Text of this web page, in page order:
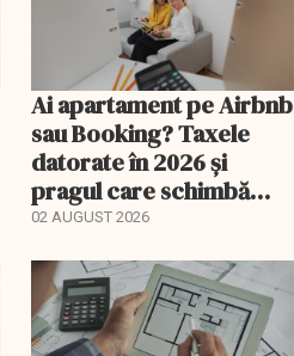
Ai apartament pe Airbnb
sau Booking? Taxele
datorate în 2026 și
pragul care schimbă
regimul fiscal
02 AUGUST 2026